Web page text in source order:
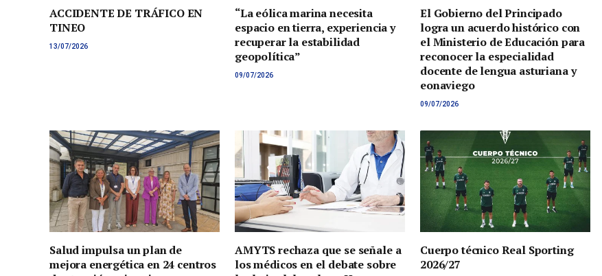
ACCIDENTE DE TRÁFICO EN
TINEO
13/07/2026
“La eólica marina necesita
espacio en tierra, experiencia y
recuperar la estabilidad
geopolítica”
09/07/2026
El Gobierno del Principado
logra un acuerdo histórico con
el Ministerio de Educación para
reconocer la especialidad
docente de lengua asturiana y
eonaviego
09/07/2026
Salud impulsa un plan de
mejora energética en 24 centros
AMYTS rechaza que se señale a
los médicos en el debate sobre
Cuerpo técnico Real Sporting
2026/27